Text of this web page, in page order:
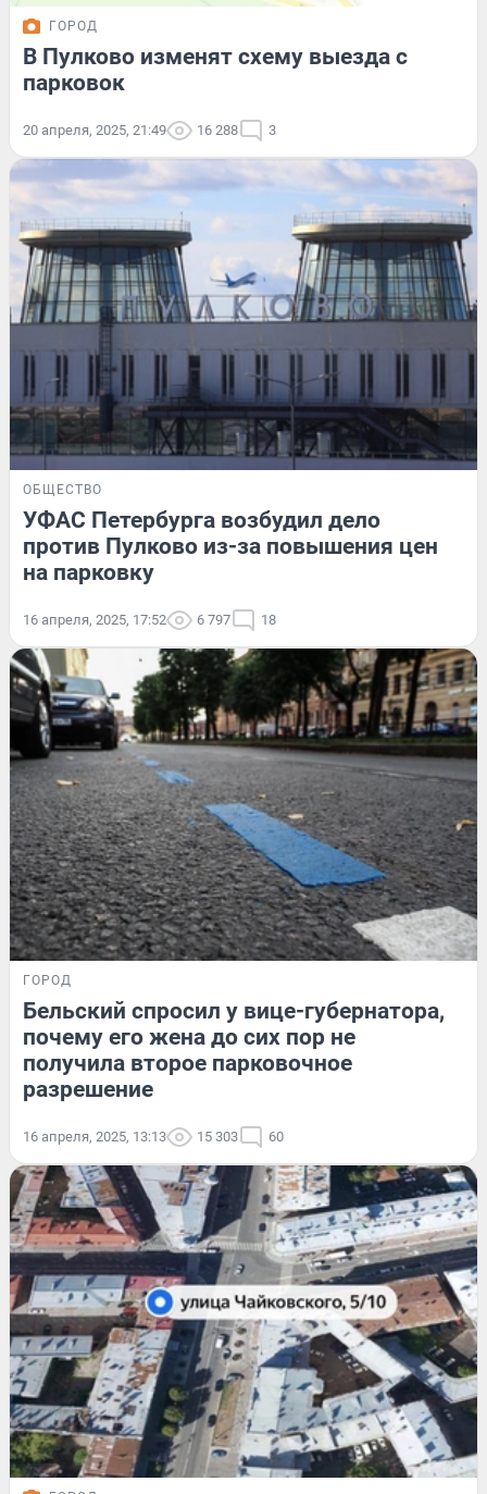
ГОРОД
В Пулково изменят схему выезда с
парковок
20 апреля, 2025, 21:49 16 288 3
ОБЩЕСТВО
УФАС Петербурга возбудил дело
против Пулково из-за повышения цен
на парковку
16 апреля, 2025, 17:52 6 797 18
ГОРОД
Бельский спросил у вице-губернатора,
почему его жена до сих пор не
получила второе парковочное
разрешение
16 апреля, 2025, 13:13 15 303 60